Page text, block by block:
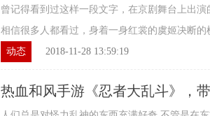
曾记得看到过这样一段文字，在京剧舞台上出演
相信很多人都看过，身着一身红裳的虞姬决断的
动态
2018-11-28 13:59:19
热血和风手游《忍者大乱斗》，